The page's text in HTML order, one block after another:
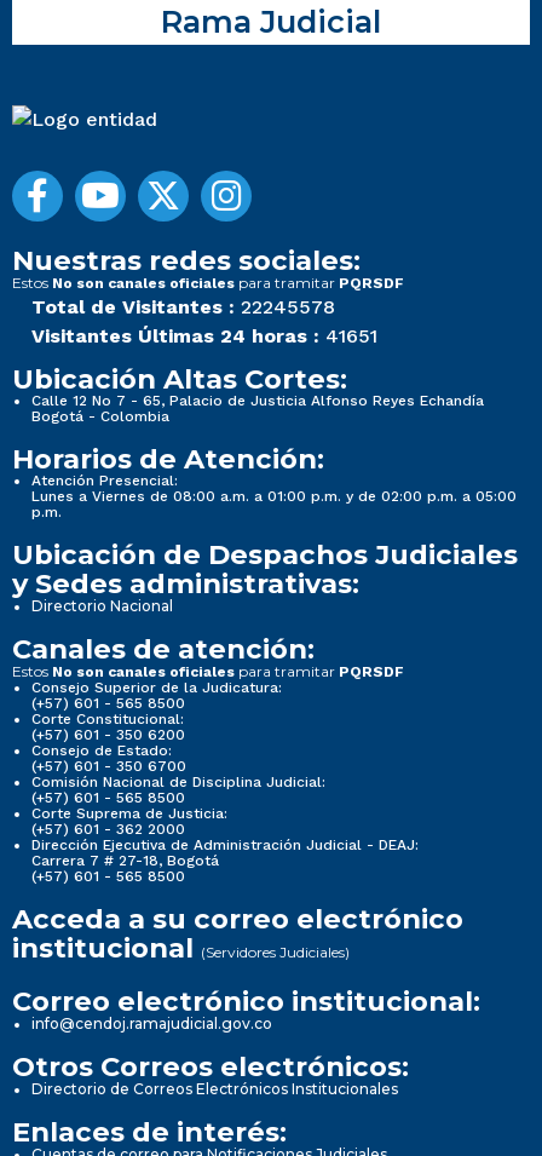
Rama Judicial
Nuestras redes sociales:
Estos No son canales oficiales para tramitar PQRSDF
Total de Visitantes : 22245578
Visitantes Últimas 24 horas : 41651
Ubicación Altas Cortes:
Calle 12 No 7 - 65, Palacio de Justicia Alfonso Reyes Echandía
Bogotá - Colombia
Horarios de Atención:
Atención Presencial:
Lunes a Viernes de 08:00 a.m. a 01:00 p.m. y de 02:00 p.m. a 05:00
p.m.
Ubicación de Despachos Judiciales
y Sedes administrativas:
Directorio Nacional
Canales de atención:
Estos No son canales oficiales para tramitar PQRSDF
Consejo Superior de la Judicatura:
(+57) 601 - 565 8500
Corte Constitucional:
(+57) 601 - 350 6200
Consejo de Estado:
(+57) 601 - 350 6700
Comisión Nacional de Disciplina Judicial:
(+57) 601 - 565 8500
Corte Suprema de Justicia:
(+57) 601 - 362 2000
Dirección Ejecutiva de Administración Judicial - DEAJ:
Carrera 7 # 27-18, Bogotá
(+57) 601 - 565 8500
Acceda a su correo electrónico
institucional (Servidores Judiciales)
Correo electrónico institucional:
info@cendoj.ramajudicial.gov.co
Otros Correos electrónicos:
Directorio de Correos Electrónicos Institucionales
Enlaces de interés: